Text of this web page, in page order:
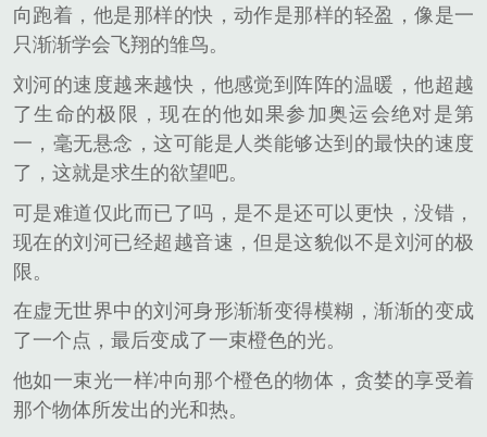
向跑着，他是那样的快，动作是那样的轻盈，像是一
只渐渐学会飞翔的雏鸟。
刘河的速度越来越快，他感觉到阵阵的温暖，他超越
了生命的极限，现在的他如果参加奥运会绝对是第
一，毫无悬念，这可能是人类能够达到的最快的速度
了，这就是求生的欲望吧。
可是难道仅此而已了吗，是不是还可以更快，没错，
现在的刘河已经超越音速，但是这貌似不是刘河的极
限。
在虚无世界中的刘河身形渐渐变得模糊，渐渐的变成
了一个点，最后变成了一束橙色的光。
他如一束光一样冲向那个橙色的物体，贪婪的享受着
那个物体所发出的光和热。